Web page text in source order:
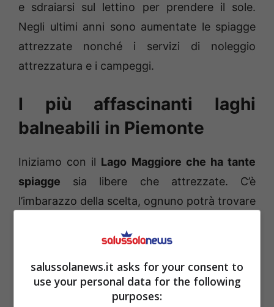
e sdraiarsi sul lettino per prendere il sole.
Negli ultimi anni sono aumentate le spiagge
attrezzate nonché i servizi di noleggio
attrezzatura e i campeggi.
I più affascinanti laghi
balneabili in Piemonte
Iniziamo con il Lago Maggiore che ha tante
spiagge sia libere che attrezzate. C’è
l’imbarazzo della scelta, ognuno potrà trovare
proprie e della famiglia. Più piccolo ma
ugualmente incantevole il Lago d’Orta.
Nell’alta stagione difficile trovare un posto in
cui rilassarsi soprattutto nella famosa
salussolanews.it asks for your consent to
use your personal data for the following
purposes: